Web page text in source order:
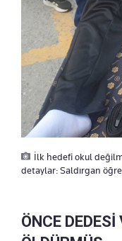
İlk hedefi okul
detaylar: Saldırgan
ÖNCE